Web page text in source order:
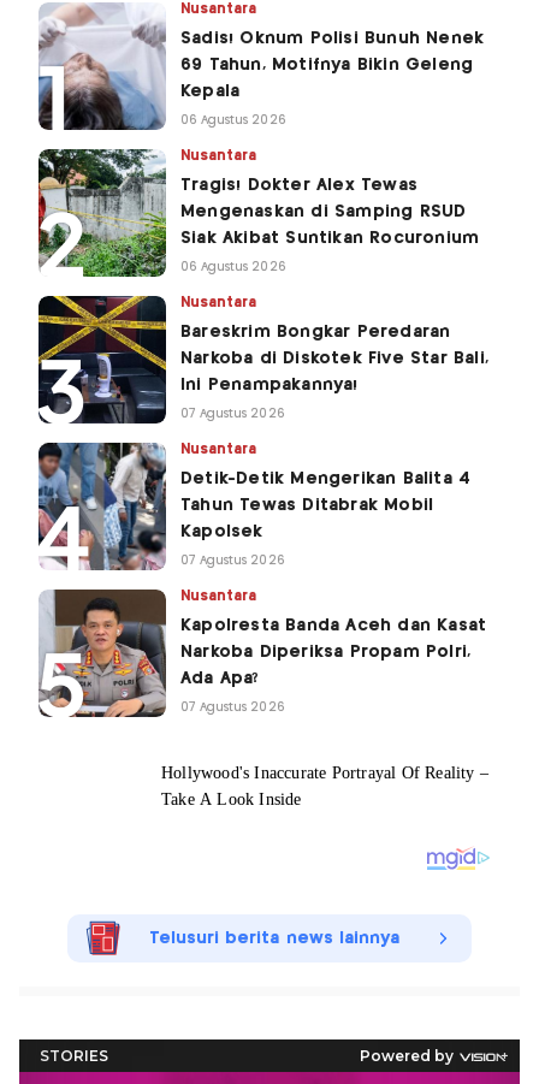
Nusantara
Sadis! Oknum Polisi Bunuh Nenek
69 Tahun, Motifnya Bikin Geleng
Kepala
06 Agustus 2026
Nusantara
Tragis! Dokter Alex Tewas
Mengenaskan di Samping RSUD
Siak Akibat Suntikan Rocuronium
06 Agustus 2026
Nusantara
Bareskrim Bongkar Peredaran
Narkoba di Diskotek Five Star Bali,
Ini Penampakannya!
07 Agustus 2026
Nusantara
Detik-Detik Mengerikan Balita 4
Tahun Tewas Ditabrak Mobil
Kapolsek
07 Agustus 2026
Nusantara
Kapolresta Banda Aceh dan Kasat
Narkoba Diperiksa Propam Polri,
Ada Apa?
07 Agustus 2026
Telusuri berita news lainnya